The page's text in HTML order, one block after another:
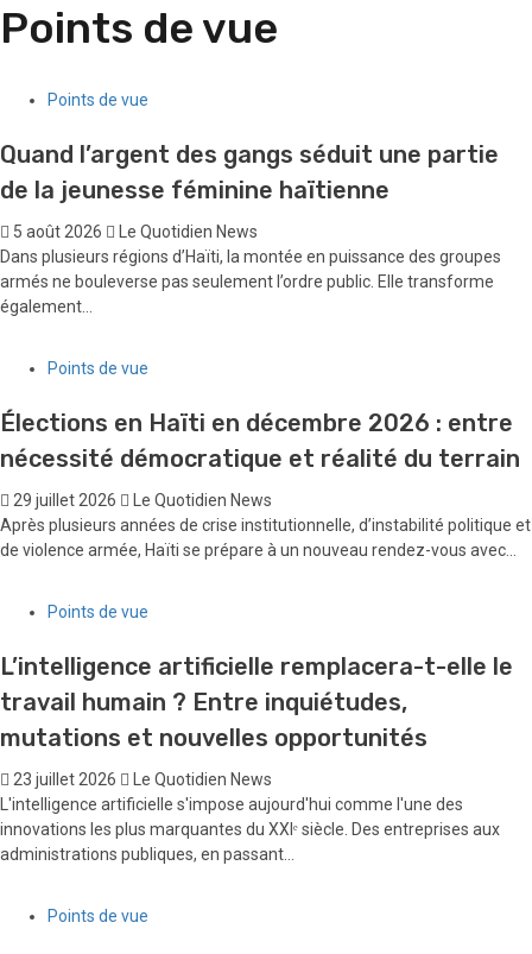
Points de vue
Points de vue
Quand l’argent des gangs séduit une partie
de la jeunesse féminine haïtienne
5 août 2026
Le Quotidien News
Dans plusieurs régions d’Haïti, la montée en puissance des groupes
armés ne bouleverse pas seulement l’ordre public. Elle transforme
également...
Points de vue
Élections en Haïti en décembre 2026 : entre
nécessité démocratique et réalité du terrain
29 juillet 2026
Le Quotidien News
Après plusieurs années de crise institutionnelle, d’instabilité politique et
de violence armée, Haïti se prépare à un nouveau rendez-vous avec...
Points de vue
L’intelligence artificielle remplacera-t-elle le
travail humain ? Entre inquiétudes,
mutations et nouvelles opportunités
23 juillet 2026
Le Quotidien News
L'intelligence artificielle s'impose aujourd'hui comme l'une des
innovations les plus marquantes du XXIᵉ siècle. Des entreprises aux
administrations publiques, en passant...
Points de vue